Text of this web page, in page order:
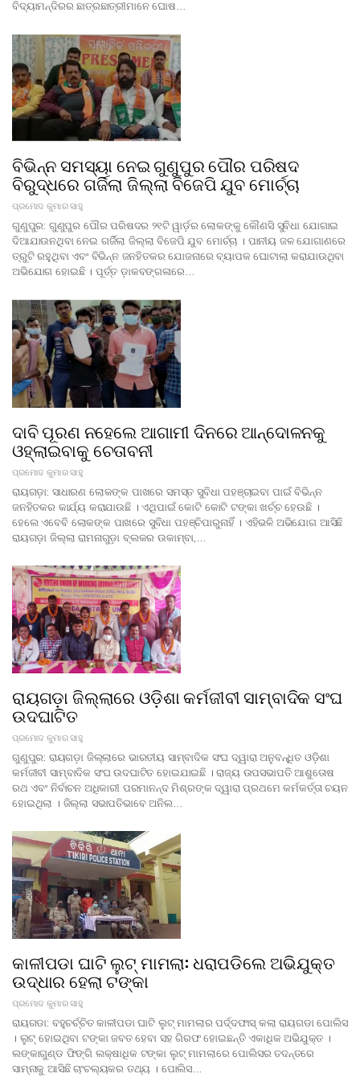
ବିଦ୍ୟାମନ୍ଦିରର ଛାତ୍ରଛାତ୍ରୀମାନେ ଘୋଷ…
ବିଭିନ୍ନ ସମସ୍ୟା ନେଇ ଗୁଣୁପୁର ପୌର ପରିଷଦ
ବିରୁଦ୍ଧରେ ଗର୍ଜିଲା ଜିଲ୍ଲା ବିଜେପି ଯୁବ ମୋର୍ଚ୍ଚା
ପ୍ରମୋଦ କୁମାର ସାହୁ
ଗୁଣୁପୁର: ଗୁଣୁପୁର ପୌର ପରିଷଦର ୨୧ଟି ୱାର୍ଡ଼ର ଲୋକଙ୍କୁ କୌଣସି ସୁବିଧା ଯୋଗାଇ
ଦିଆଯାଉନଥିବା ନେଇ ଗର୍ଜିଲା ଜିଲ୍ଲା ବିଜେପି ଯୁବ ମୋର୍ଚ୍ଚା । ପାନୀୟ ଜଳ ଯୋଗାଣରେ
ତ୍ରୁଟି ରହୁଥିବା ଏବଂ ବିଭିନ୍ନ ଜନହିତକର ଯୋଜନାରେ ବ୍ୟାପକ ଘୋଟାଲା କରାଯାଉଥିବା
ଅଭିଯୋଗ ହୋଇଛି । ପୂର୍ତ୍ତ ଡ଼ାକବଙ୍ଗଳାରେ…
ଦାବି ପୂରଣ ନହେଲେ ଆଗାମୀ ଦିନରେ ଆନ୍ଦୋଳନକୁ
ଓହ୍ଲାଇବାକୁ ଚେତାବନୀ
ପ୍ରମୋଦ କୁମାର ସାହୁ
ରାୟଗଡ଼ା: ସାଧାରଣ ଲୋକଙ୍କ ପାଖରେ ସମସ୍ତ ସୁବିଧା ପହଞ୍ଚାଇବା ପାଇଁ ବିଭିନ୍ନ
ଜନହିତକର କାର୍ଯ୍ୟ କରାଯାଉଛି । ଏଥିପାଇଁ କୋଟି କୋଟି ଟଙ୍କା ଖର୍ଚ୍ଚ ହେଉଛି ।
ହେଲେ ଏବେବି ଲୋକଙ୍କ ପାଖରେ ସୁବିଧା ପହଞ୍ଚିପାରୁନାହିଁ । ଏହିଭଳି ଅଭିଯୋଗ ଆସିଛି
ରାୟଗଡ଼ା ଜିଲ୍ଲା ରାମନାଗୁଡ଼ା ବ୍ଲକର ଉକାମ୍ବା,…
ରାୟଗଡ଼ା ଜିଲ୍ଲାରେ ଓଡ଼ିଶା କର୍ମଜୀବୀ ସାମ୍ବାଦିକ ସଂଘ
ଉଦଘାଟିତ
ପ୍ରମୋଦ କୁମାର ସାହୁ
ଗୁଣୁପୁର: ରାୟଗଡ଼ା ଜିଲ୍ଲାରେ ଭାରତୀୟ ସାମ୍ବାଦିକ ସଂଘ ଦ୍ୱାରା ଅନୁବନ୍ଧିତ ଓଡ଼ିଶା
କର୍ମଜୀବୀ ସାମ୍ବାଦିକ ସଂଘ ଉଦଘାଟିତ ହୋଇଯାଇଛି । ରାଜ୍ୟ ଉପସଭାପତି ଆଶୁତୋଷ
ରଥ ଏବଂ ନିର୍ବାଚନ ଅଧିକାରୀ ପରମାନନ୍ଦ ମିଶ୍ରଙ୍କ ଦ୍ୱାରା ପ୍ରଥମେ କର୍ମକର୍ତ୍ତା ଚୟନ
ହୋଇଥିଲା । ଜିଲ୍ଲା ସଭାପତିଭାବେ ଅନିଲ…
କାଳୀପଡା ଘାଟି ଲୁଟ୍ ମାମଲା: ଧରାପଡିଲେ ଅଭିଯୁକ୍ତ
ଉଦ୍ଧାର ହେଲା ଟଙ୍କା
ପ୍ରମୋଦ କୁମାର ସାହୁ
ରାୟଗଡା: ବହୁଚର୍ଚ୍ଚିତ କାଳୀପଡା ଘାଟି ଲୁଟ୍ ମାମଲାର ପର୍ଦ୍ଦଫାସ୍ କଲା ରାୟଗଡା ପୋଲିସ
। ଲୁଟ୍ ହୋଇଥିବା ଟଙ୍କା ଜବତ ହେବା ସହ ଗିରଫ ହୋଇଛନ୍ତି ଏକାଧିକ ଅଭିଯୁକ୍ତ ।
ଲଙ୍କାଗୁଣ୍ଡ ଫିଙ୍ଗି ଲକ୍ଷାଧିକ ଟଙ୍କା ଲୁଟ୍ ମାମଲାରେ ପୋଲିସର ତଦନ୍ତରେ
ସାମ୍ନାକୁ ଆସିଛି ଚାଂଚଲ୍ୟକର ତଥ୍ୟ । ପୋଲିସ…